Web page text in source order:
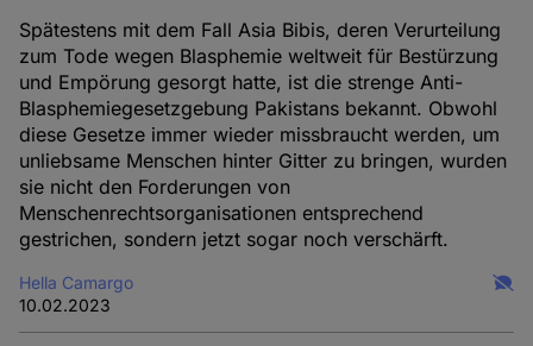
Spätestens mit dem Fall Asia Bibis, deren Verurteilung
zum Tode wegen Blasphemie weltweit für Bestürzung
und Empörung gesorgt hatte, ist die strenge Anti-
Blasphemiegesetzgebung Pakistans bekannt. Obwohl
diese Gesetze immer wieder missbraucht werden, um
unliebsame Menschen hinter Gitter zu bringen, wurden
sie nicht den Forderungen von
Menschenrechtsorganisationen entsprechend
gestrichen, sondern jetzt sogar noch verschärft.
Hella Camargo
10.02.2023